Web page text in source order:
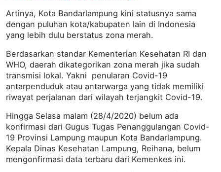
Artinya, Kota Bandarlampung kini statusnya sama
dengan puluhan kota/kabupaten lain di Indonesia
yang lebih dulu berstatus zona merah.
Berdasarkan standar Kementerian Kesehatan RI dan
WHO, daerah dikategorikan zona merah jika sudah
transmisi lokal. Yakni penularan Covid-19
antarpenduduk atau antarwarga yang tidak memiliki
riwayat perjalanan dari wilayah terjangkit Covid-19.
Hingga Selasa malam (28/4/2020) belum ada
konfirmasi dari Gugus Tugas Penanggulangan Covid-
19 Provinsi Lampung maupun Kota Bandarlampung.
Kepala Dinas Kesehatan Lampung, Reihana, belum
mengonfirmasi data terbaru dari Kemenkes ini.